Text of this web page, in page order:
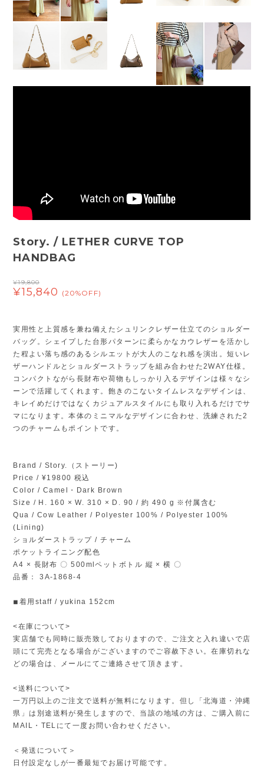
Story. / LETHER CURVE TOP
HANDBAG
¥19,800
¥15,840 (20%OFF)
実用性と上質感を兼ね備えたシュリンクレザー仕立てのショルダー
バッグ。シェイプした台形パターンに柔らかなカウレザーを活かし
た程よい落ち感のあるシルエットが大人のこなれ感を演出。短いレ
ザーハンドルとショルダーストラップを組み合わせた2WAY仕様。
コンパクトながら長財布や荷物もしっかり入るデザインは様々なシ
ーンで活躍してくれます。飽きのこないタイムレスなデザインは、
キレイめだけではなくカジュアルスタイルにも取り入れるだけでサ
マになります。本体のミニマルなデザインに合わせ、洗練された2
つのチャームもポイントです。
Brand / Story.（ストーリー)
Price / ¥19800 税込
Color / Camel・Dark Brown
Size / H. 160 × W. 310 × D. 90 / 約 490 g ※付属含む
Qua / Cow Leather / Polyester 100% / Polyester 100%
(Lining)
ショルダーストラップ / チャーム
ポケットライニング配色
A4 × 長財布 〇 500mlペットボトル 縦 × 横 〇
品番： 3A-1868-4
◾︎着用staff / yukina 152cm
<在庫について>
実店舗でも同時に販売致しておりますので、ご注文と入れ違いで店
頭にて完売となる場合がございますのでご容赦下さい。在庫切れな
どの場合は、メールにてご連絡させて頂きます。
<送料について>
一万円以上のご注文で送料が無料になります。但し「北海道・沖縄
県」は別途送料が発生しますので、当該の地域の方は、ご購入前に
MAIL・TELにて一度お問い合わせください。
＜発送について＞
日付設定なしが一番最短でお届け可能です。